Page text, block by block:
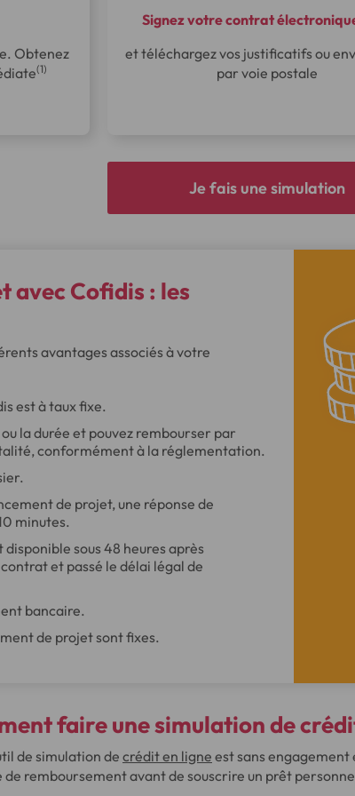
Obtenez
(1)
Signez votre contrat
et téléchargez vos justificatifs ou
par voie postale
Je fais une simulation
avec Cofidis : les
avantages associés à votre
est à taux fixe.
la durée et pouvez rembourser par
conformément à la réglementation.
de projet, une réponse de
minutes.
sous 48 heures après
et passé le délai légal de
bancaire.
de projet sont fixes.
faire une simulation de
de simulation de crédit en ligne est sans
de remboursement avant de souscrire un prêt